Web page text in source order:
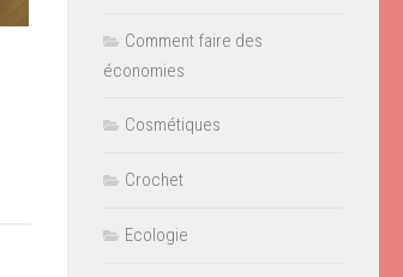
Comment faire des
économies
Cosmétiques
Crochet
Ecologie